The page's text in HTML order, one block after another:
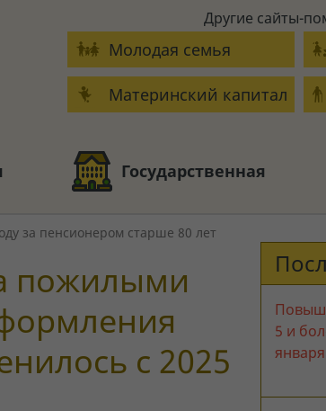
Другие сайты-
Молодая семья
Материнский капитал
Государственная
за пенсионером старше 80 лет
пожилыми
с 2025
5 и